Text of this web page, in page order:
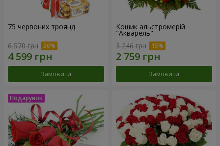
75 червоних троянд
6 570 грн
Замовити
Кошик альстромерій
"Акварель"
3 246 грн
Замовити